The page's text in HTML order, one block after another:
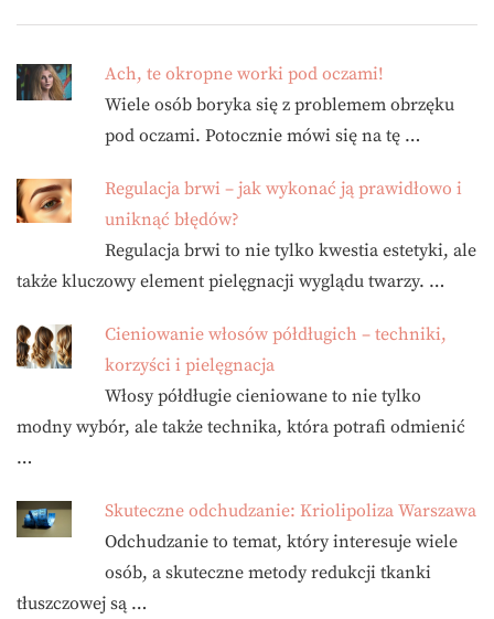
Ach, te okropne worki pod oczami!
Wiele osób boryka się z problemem obrzęku
pod oczami. Potocznie mówi się na tę …
Regulacja brwi – jak wykonać ją prawidłowo i
uniknąć błędów?
Regulacja brwi to nie tylko kwestia estetyki, ale
także kluczowy element pielęgnacji wyglądu twarzy. …
Cieniowanie włosów półdługich – techniki,
korzyści i pielęgnacja
Włosy półdługie cieniowane to nie tylko
modny wybór, ale także technika, która potrafi odmienić
…
Skuteczne odchudzanie: Kriolipoliza Warszawa
Odchudzanie to temat, który interesuje wiele
osób, a skuteczne metody redukcji tkanki
tłuszczowej są …